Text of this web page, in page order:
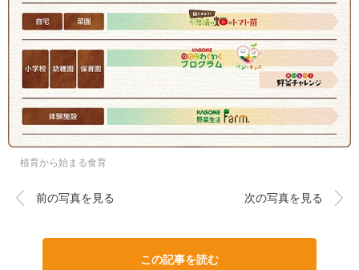
植育から始まる食育
前の写真を見る 次の写真を見る
この記事を読む